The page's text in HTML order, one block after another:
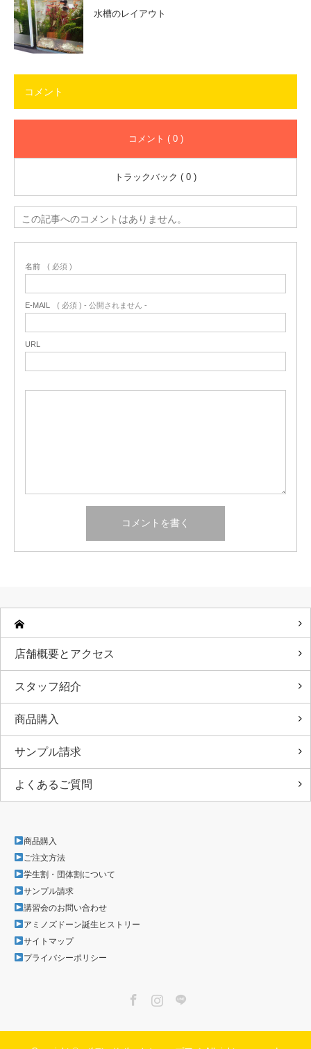
水槽のレイアウト
コメント
コメント ( 0 )
トラックバック ( 0 )
この記事へのコメントはありません。
名前 ( 必須 )
E-MAIL ( 必須 ) - 公開されません -
URL
店舗概要とアクセス
スタッフ紹介
商品購入
サンプル請求
よくあるご質問
商品購入
ご注文方法
学生割・団体割について
サンプル請求
講習会のお問い合わせ
アミノズドーン誕生ヒストリー
サイトマップ
プライバシーポリシー